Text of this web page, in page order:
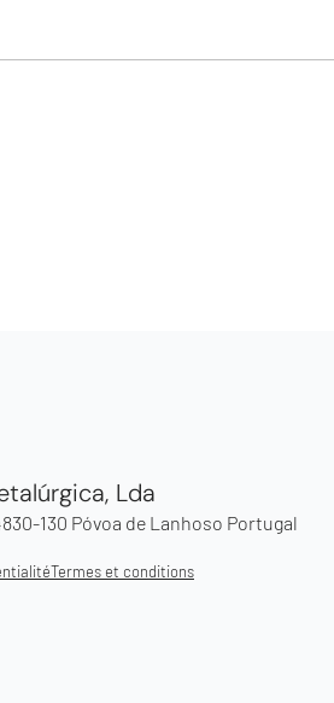
Lda
130 Póvoa de Lanhoso Portugal
Termes et conditions